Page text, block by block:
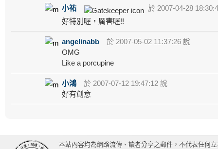
小祐
於 2007-04-28
好特別喔，厲害喔!!
angelinabb
於 2007-05-02 11:37:26 說
OMG
Like a porcupine
小鴻
於 2007-07-12 19:47:12 說
好有創意
本站內容均為網路流傳、讀者分享之郵件，不代表任何